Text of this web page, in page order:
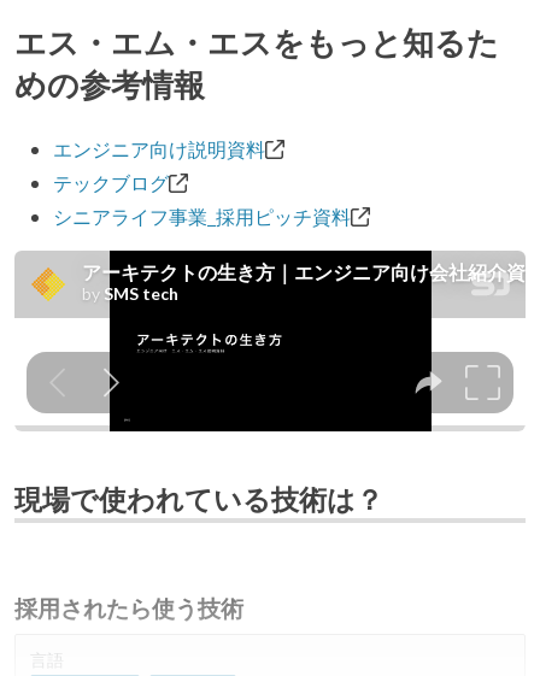
エス・エム・エスをもっと知るた
めの参考情報
エンジニア向け説明資料
テックブログ
シニアライフ事業_採用ピッチ資料
現場で使われている技術は？
採用されたら使う技術
言語